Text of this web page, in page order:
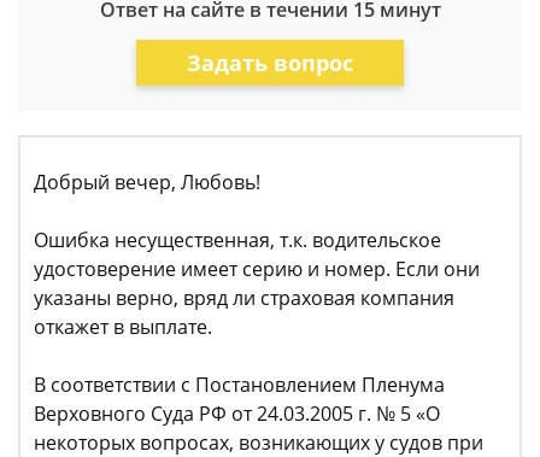
Ответ на сайте в течении 15 минут
Задать вопрос
Добрый вечер, Любовь!
Ошибка несущественная, т.к. водительское
удостоверение имеет серию и номер. Если они
указаны верно, вряд ли страховая компания
откажет в выплате.
В соответствии с Постановлением Пленума
Верховного Суда РФ от 24.03.2005 г. № 5 «О
некоторых вопросах, возникающих у судов при